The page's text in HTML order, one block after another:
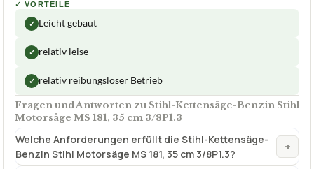
✓ VORTEILE
✓ Leicht gebaut
✓ relativ leise
✓ relativ reibungsloser Betrieb
Fragen und Antworten zu Stihl-Kettensäge-Benzin Stihl
Motorsäge MS 181, 35 cm 3/8P1.3
Welche Anforderungen erfüllt die Stihl-Kettensäge-
Benzin Stihl Motorsäge MS 181, 35 cm 3/8P1.3?
+